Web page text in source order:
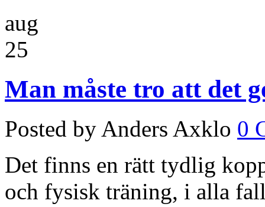
aug
25
Man måste tro att det
Posted by Anders Axklo 0
Det finns en rätt tydlig
och fysisk träning, i alla